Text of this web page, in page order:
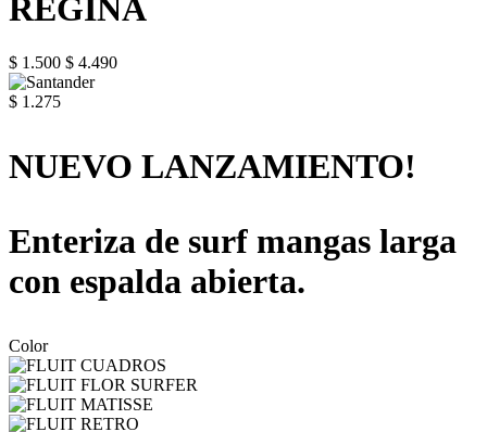
REGINA
$ 1.500 $ 4.490
$ 1.275
NUEVO LANZAMIENTO!
Enteriza de surf mangas larga
con espalda abierta.
Color